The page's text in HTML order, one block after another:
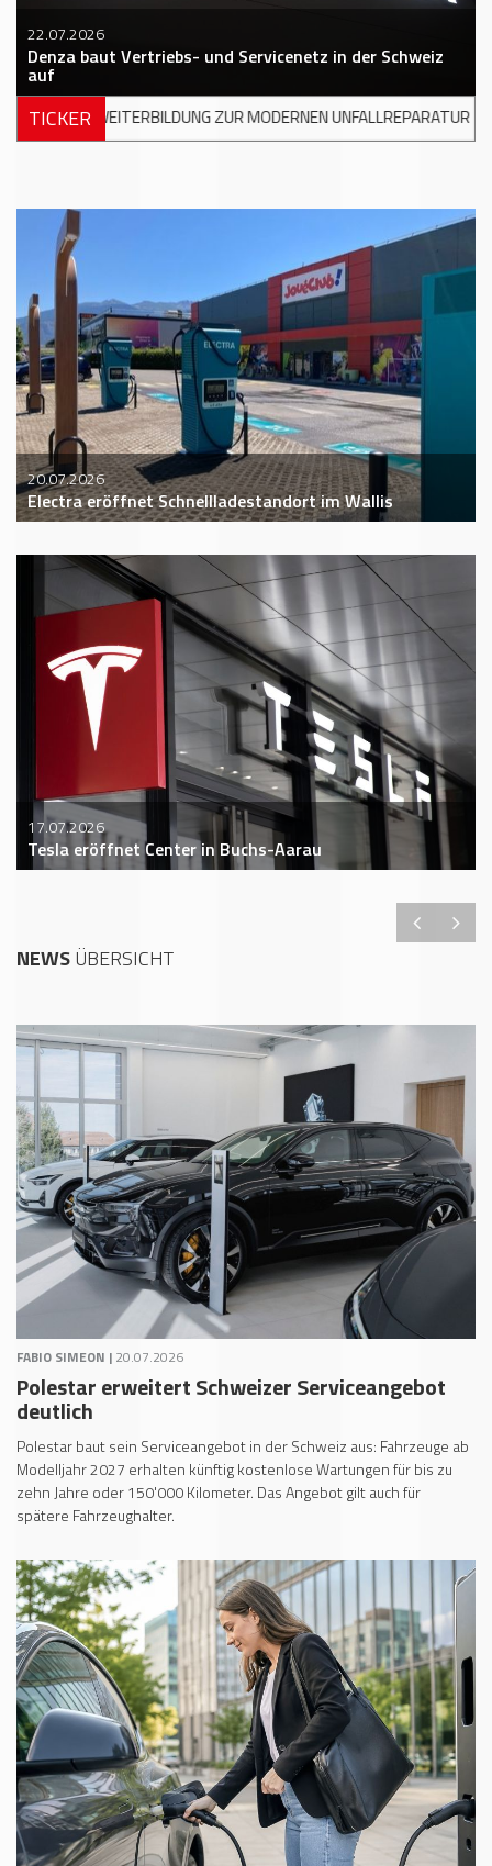
22.07.2026
Denza baut Vertriebs- und Servicenetz in der Schweiz
auf
TICKER
ZUR MODERNEN UNFALLREPARATUR +++ DKV MOBILITY UND
20.07.2026
Electra eröffnet Schnellladestandort im Wallis
17.07.2026
Tesla eröffnet Center in Buchs-Aarau
NEWSÜBERSICHT
FABIO SIMEON | 20.07.2026
Polestar erweitert Schweizer Serviceangebot
deutlich
Polestar baut sein Serviceangebot in der Schweiz aus: Fahrzeuge ab
Modelljahr 2027 erhalten künftig kostenlose Wartungen für bis zu
zehn Jahre oder 150'000 Kilometer. Das Angebot gilt auch für
spätere Fahrzeughalter.